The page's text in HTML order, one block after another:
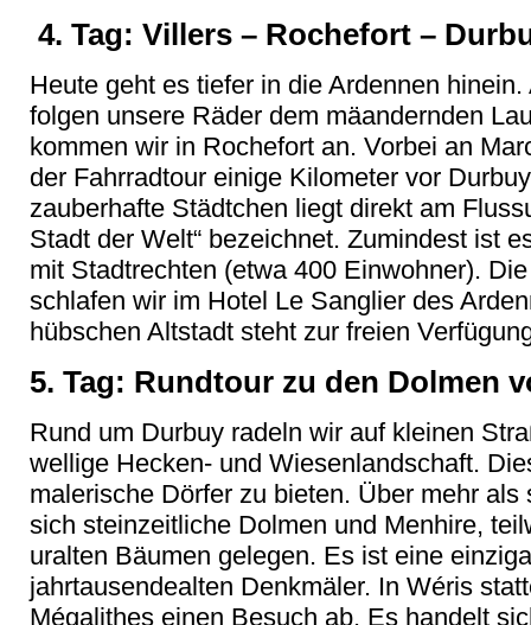
4. Tag: Villers – Rochefort –
Heute geht es tiefer in die Ardennen
folgen unsere Räder dem mäandernden
kommen wir in Rochefort an. Vorbei an
der Fahrradtour einige Kilometer vor
zauberhafte Städtchen liegt direkt am
Stadt der Welt“ bezeichnet. Zumindest ist
mit Stadtrechten (etwa 400 Einwohner).
schlafen wir im Hotel Le Sanglier des
hübschen Altstadt steht zur freien
5. Tag: Rundtour zu den Dolmen
Rund um Durbuy radeln wir auf kleinen
wellige Hecken- und Wiesenlandschaft.
malerische Dörfer zu bieten. Über mehr
sich steinzeitliche Dolmen und Menhire,
uralten Bäumen gelegen. Es ist eine
jahrtausendealten Denkmäler. In Wéris
Mégalithes einen Besuch ab. Es handelt